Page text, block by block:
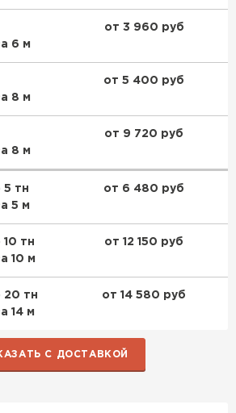
6 м
от 3 960 руб
8 м
от 5 400 руб
8 м
от 9 720 руб
5 тн
5 м
от 6 480 руб
тн
10 м
от 12 150 руб
20 тн
14 м
от 14 580 руб
С ДОСТАВКОЙ